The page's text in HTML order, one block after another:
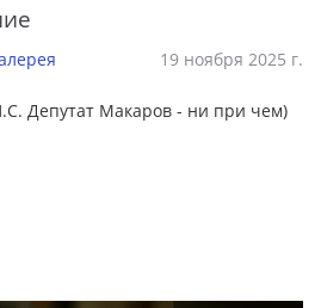
19 ноября 2025 г.
Депутат Макаров - ни при чем)